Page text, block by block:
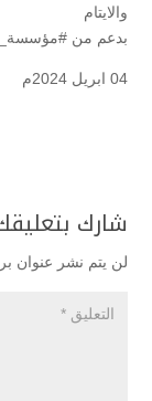
والايتام
بدعم من
04 ابريل 2024م
شارك
لن يتم نشر عنوان